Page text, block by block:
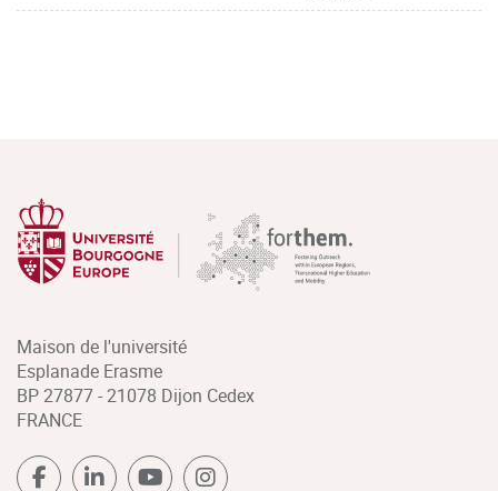
Maison de l'université
Esplanade Erasme
BP 27877 - 21078 Dijon Cedex
FRANCE